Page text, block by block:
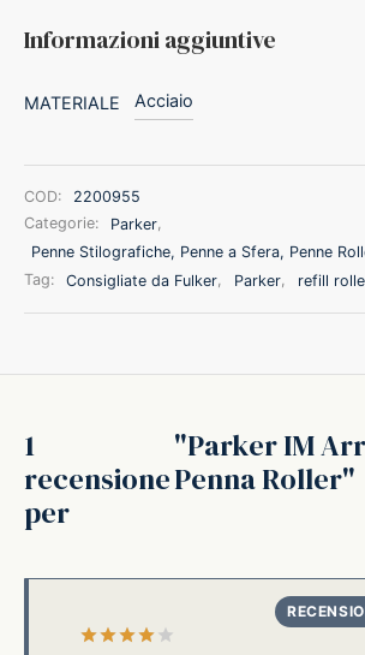
Informazioni aggiuntive
MATERIALE Acciaio
COD:
2200955
Categorie:
Parker,
Penne Stilografiche, Penne a Sfera, Penne
Tag:
Consigliate da Fulker, Parker, refill
1
recensione
per
Parker IM
Penna Roller
A.G.
Marche